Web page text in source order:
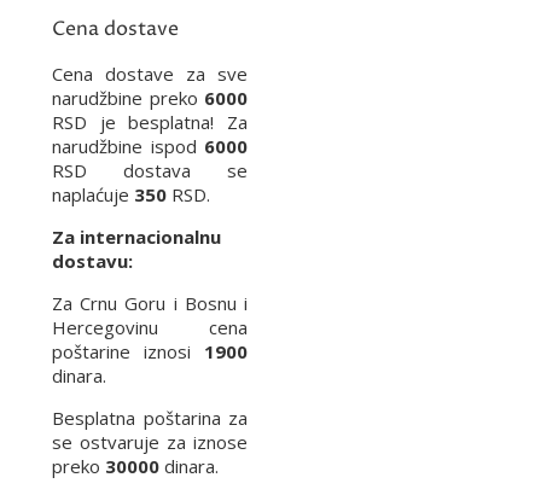
Cena dostave
Cena dostave za sve
narudžbine preko 6000
RSD je besplatna! Za
narudžbine ispod 6000
RSD dostava se
naplaćuje 350 RSD.
Za internacionalnu
dostavu:
Za Crnu Goru i Bosnu i
Hercegovinu cena
poštarine iznosi 1900
dinara.
Besplatna poštarina za
se ostvaruje za iznose
preko 30000 dinara.